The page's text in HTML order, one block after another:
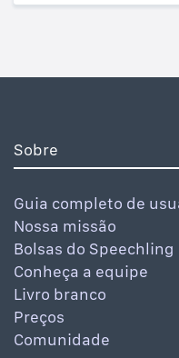
Sobre
Guia completo de
Nossa missão
Bolsas do Speechling
Conheça a equipe
Livro branco
Preços
Comunidade